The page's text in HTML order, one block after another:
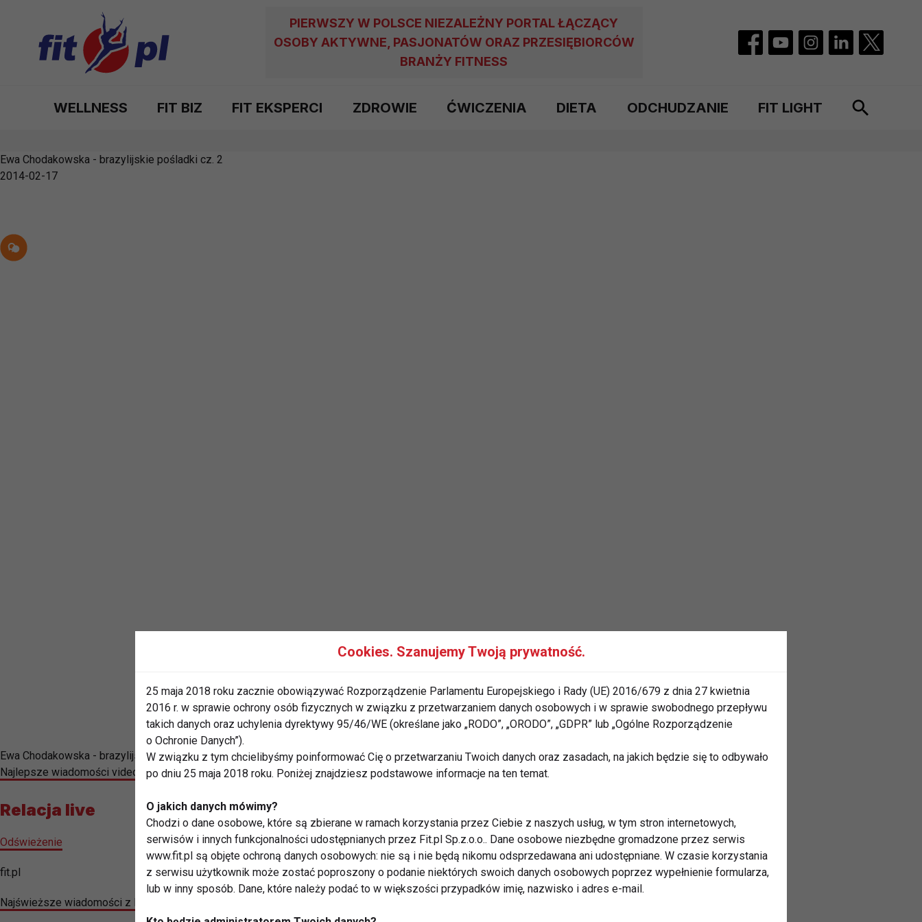
PIERWSZY W POLSCE NIEZALEŻNY PORTAL ŁĄCZĄCY
OSOBY AKTYWNE, PASJONATÓW ORAZ PRZESIĘBIORCÓW
BRANŻY FITNESS
WELLNESS FIT BIZ FIT EKSPERCI ZDROWIE ĆWICZENIA DIETA ODCHUDZANIE FIT LIGHT
Ewa Chodakowska - brazylijskie pośladki cz. 2
2014-02-17
Ewa Chodakowska - brazylijskie pośladki cz. 2
Najlepsze wiadomości video z Radomia znajdziesz na naszym kanale na YouTube - TUTAJ
Relacja live
Odświeżenie
fit.pl
Najświeższe wiadomości z Radomia i regionu znajdziesz na profilu CoZaDzien.pl na Facebooku - TUTAJ
Cookies. Szanujemy Twoją prywatność.
25 maja 2018 roku zacznie obowiązywać Rozporządzenie Parlamentu Europejskiego i Rady (UE) 2016/679 z dnia 27 kwietnia
2016 r. w sprawie ochrony osób fizycznych w związku z przetwarzaniem danych osobowych i w sprawie swobodnego przepływu
takich danych oraz uchylenia dyrektywy 95/46/WE (określane jako „RODO”, „ORODO”, „GDPR” lub „Ogólne Rozporządzenie
o Ochronie Danych”).
W związku z tym chcielibyśmy poinformować Cię o przetwarzaniu Twoich danych oraz zasadach, na jakich będzie się to odbywało
po dniu 25 maja 2018 roku. Poniżej znajdziesz podstawowe informacje na ten temat.
O jakich danych mówimy?
Chodzi o dane osobowe, które są zbierane w ramach korzystania przez Ciebie z naszych usług, w tym stron internetowych,
serwisów i innych funkcjonalności udostępnianych przez Fit.pl Sp.z.o.o.. Dane osobowe niezbędne gromadzone przez serwis
www.fit.pl są objęte ochroną danych osobowych: nie są i nie będą nikomu odsprzedawana ani udostępniane. W czasie korzystania
z serwisu użytkownik może zostać poproszony o podanie niektórych swoich danych osobowych poprzez wypełnienie formularza,
lub w inny sposób. Dane, które należy podać to w większości przypadków imię, nazwisko i adres e-mail.